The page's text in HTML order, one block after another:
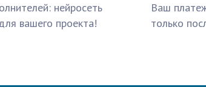
нейросеть
вашего проекта!
Ваш
только